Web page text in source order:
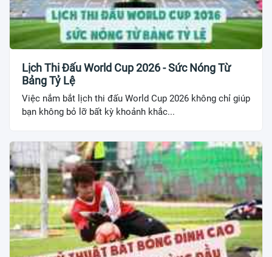
Lịch Thi Đấu World Cup 2026 - Sức Nóng Từ
Bảng Tỷ Lệ
Việc nắm bắt lịch thi đấu World Cup 2026 không chỉ giúp
bạn không bỏ lỡ bất kỳ khoảnh khắc...